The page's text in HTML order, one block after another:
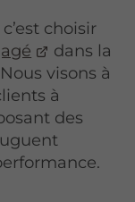
choisir
dans la
visons à
à
des